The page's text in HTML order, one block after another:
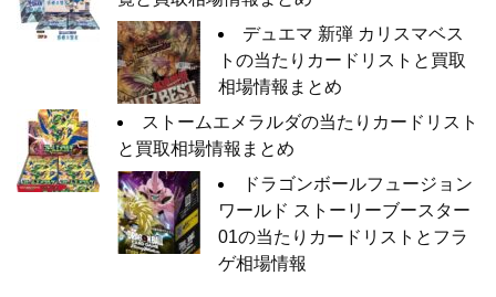
デュエマ 新弾 カリスマベス
トの当たりカードリストと買取
相場情報まとめ
ストームエメラルダの当たりカードリスト
と買取相場情報まとめ
ドラゴンボールフュージョン
ワールド ストーリーブースター
01の当たりカードリストとフラ
ゲ相場情報